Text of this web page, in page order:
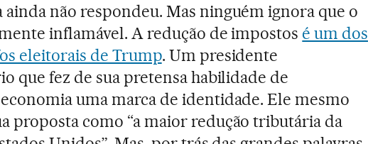
ainda não respondeu. Mas ninguém ignora que o
inflamável. A redução de impostos é um dos
eleitorais de Trump. Um presidente
que fez de sua pretensa habilidade de
uma marca de identidade. Ele mesmo
proposta como “a maior redução tributária da